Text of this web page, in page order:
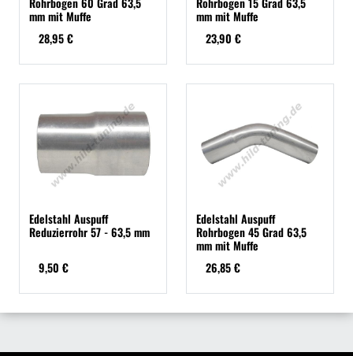
mm mit Muffe
28,95 €
mm mit Muffe
23,90 €
Edelstahl Auspuff
Reduzierrohr 57 - 63,5 mm
9,50 €
Edelstahl Auspuff
Rohrbogen 45 Grad 63,5
mm mit Muffe
26,85 €